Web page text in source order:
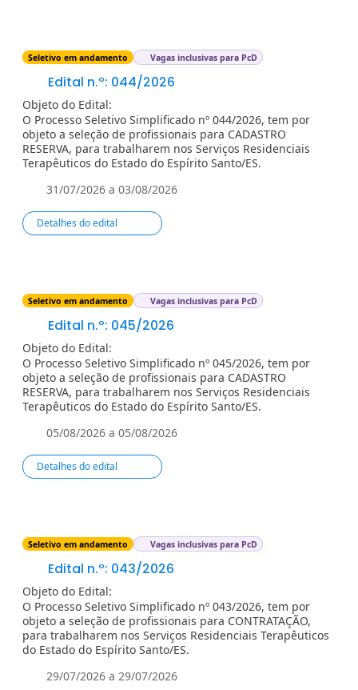
Seletivo em andamento Vagas inclusivas para PcD
Edital n.º: 044/2026
Objeto do Edital:
O Processo Seletivo Simplificado nº 044/2026, tem por
objeto a seleção de profissionais para CADASTRO
RESERVA, para trabalharem nos Serviços Residenciais
Terapêuticos do Estado do Espírito Santo/ES.
31/07/2026 a 03/08/2026
Detalhes do edital
Seletivo em andamento Vagas inclusivas para PcD
Edital n.º: 045/2026
Objeto do Edital:
O Processo Seletivo Simplificado nº 045/2026, tem por
objeto a seleção de profissionais para CADASTRO
RESERVA, para trabalharem nos Serviços Residenciais
Terapêuticos do Estado do Espírito Santo/ES.
05/08/2026 a 05/08/2026
Detalhes do edital
Seletivo em andamento Vagas inclusivas para PcD
Edital n.º: 043/2026
Objeto do Edital:
O Processo Seletivo Simplificado nº 043/2026, tem por
objeto a seleção de profissionais para CONTRATAÇÃO,
para trabalharem nos Serviços Residenciais Terapêuticos
do Estado do Espírito Santo/ES.
29/07/2026 a 29/07/2026